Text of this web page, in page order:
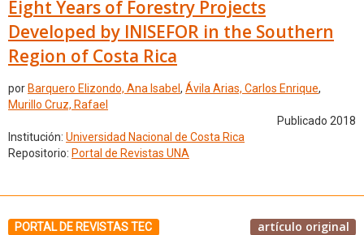
Eight Years of Forestry Projects
Developed by INISEFOR in the Southern
Region of Costa Rica
por Barquero Elizondo, Ana Isabel , Ávila Arias, Carlos Enrique,
Murillo Cruz, Rafael
Publicado 2018
Institución: Universidad Nacional de Costa Rica
Repositorio: Portal de Revistas UNA
PORTAL DE REVISTAS TEC artículo original